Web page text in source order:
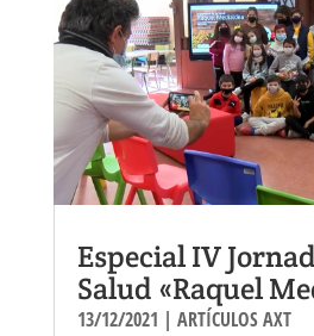
Especial IV
Salud «Raquel
13/12/2021 | ARTÍCULOS AXT